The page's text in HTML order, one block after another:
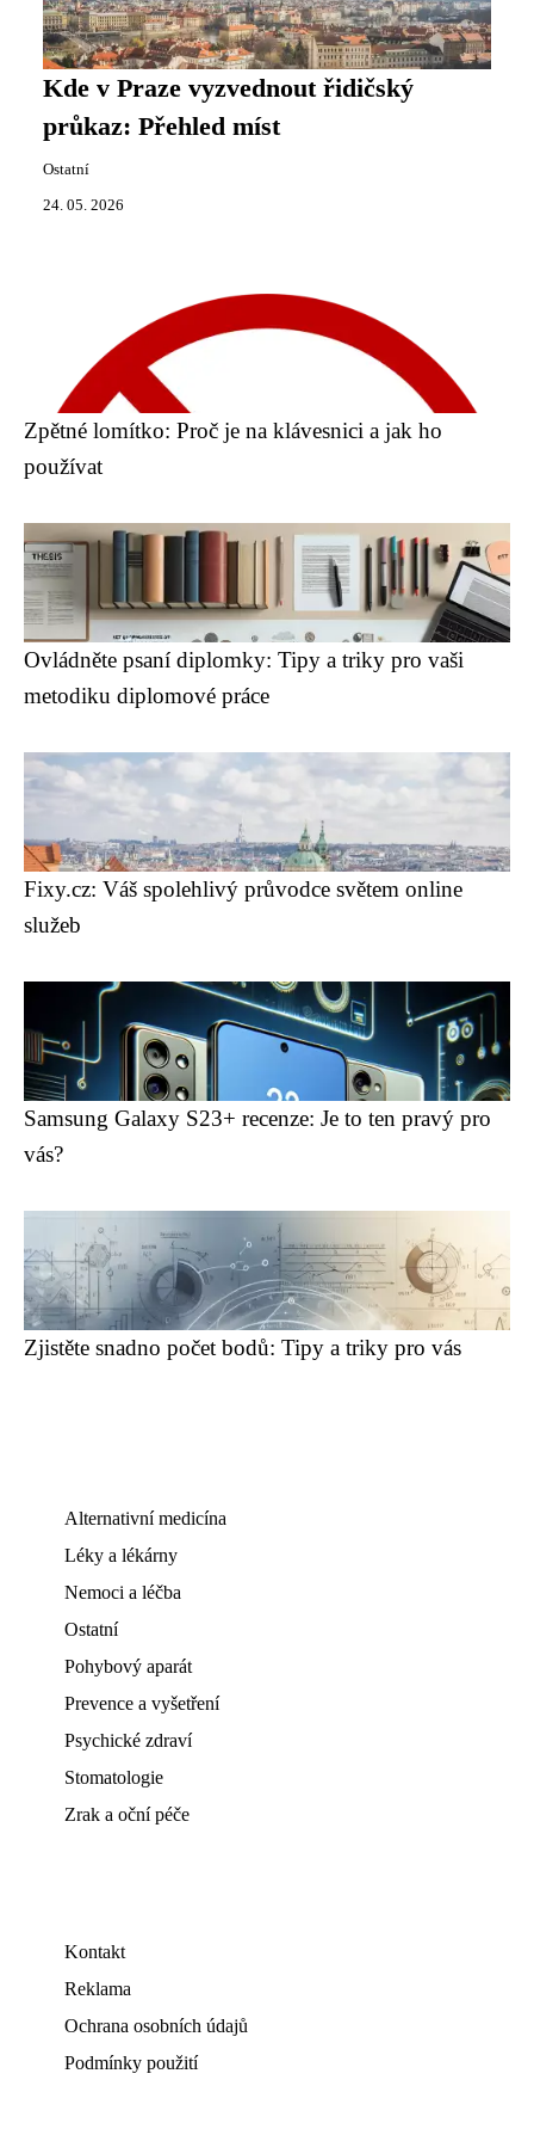
Kde v Praze vyzvednout řidičský
průkaz: Přehled míst
Ostatní
24. 05. 2026
Zpětné lomítko: Proč je na klávesnici a jak ho
používat
Ovládněte psaní diplomky: Tipy a triky pro vaši
metodiku diplomové práce
Fixy.cz: Váš spolehlivý průvodce světem online
služeb
Samsung Galaxy S23+ recenze: Je to ten pravý pro
vás?
Zjistěte snadno počet bodů: Tipy a triky pro vás
Alternativní medicína
Léky a lékárny
Nemoci a léčba
Ostatní
Pohybový aparát
Prevence a vyšetření
Psychické zdraví
Stomatologie
Zrak a oční péče
Kontakt
Reklama
Ochrana osobních údajů
Podmínky použití